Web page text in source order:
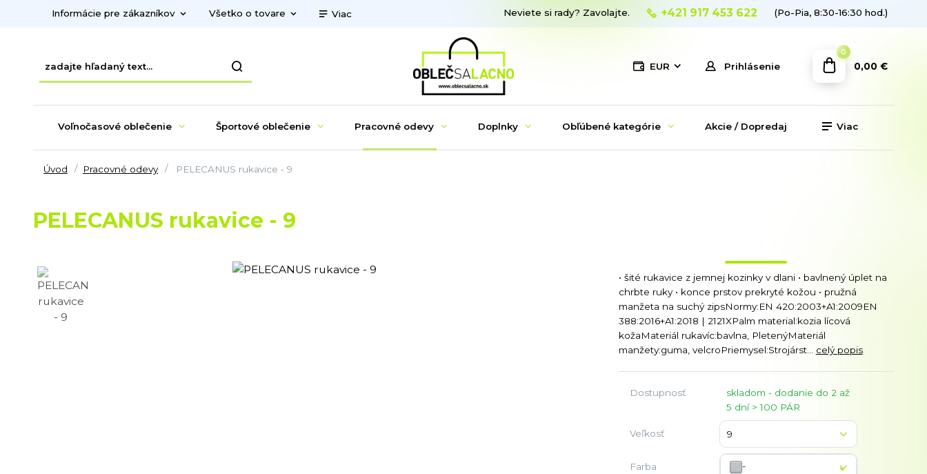
Informácie pre zákazníkov Všetko o tovare Viac
EUR Prihlásenie
Neviete si rady? Zavolajte. +421 917 453 622 (Po-Pia, 8:30-16:30 hod.)
0
0,00 €
Voľnočasové oblečenie Športové oblečenie Pracovné odevy Doplnky Obľúbené kategórie Akcie / Dopredaj Viac
Úvod Pracovné odevy PELECANUS rukavice - 9
PELECANUS rukavice - 9
• šité rukavice z jemnej kozinky v dlani • bavlnený úplet na
chrbte ruky • konce prstov prekryté kožou • pružná
manžeta na suchý zipsNormy:EN 420:2003+A1:2009EN
388:2016+A1:2018 | 2121XPalm material:kozia lícová
kožaMateriál rukavíc:bavlna, PletenýMateriál
manžety:guma, velcroPriemysel:Strojárst... celý popis
Dostupnosť
skladom - dodanie do 2 až
5 dní > 100 PÁR
Veľkosť
Farba -